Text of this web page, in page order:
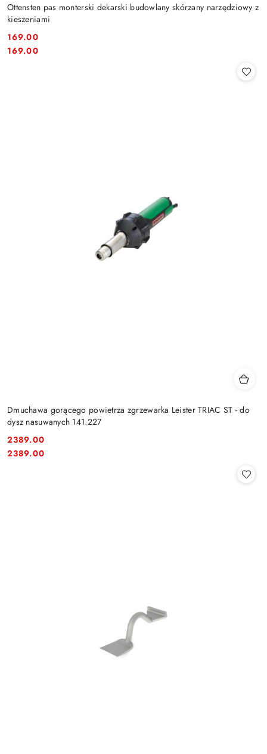
Ottensten pas monterski dekarski budowlany skórzany narzędziowy z
kieszeniami
Cena:
169.00
Cena:
169.00
Dmuchawa gorącego powietrza zgrzewarka Leister TRIAC ST - do
dysz nasuwanych 141.227
Cena:
2389.00
Cena:
2389.00